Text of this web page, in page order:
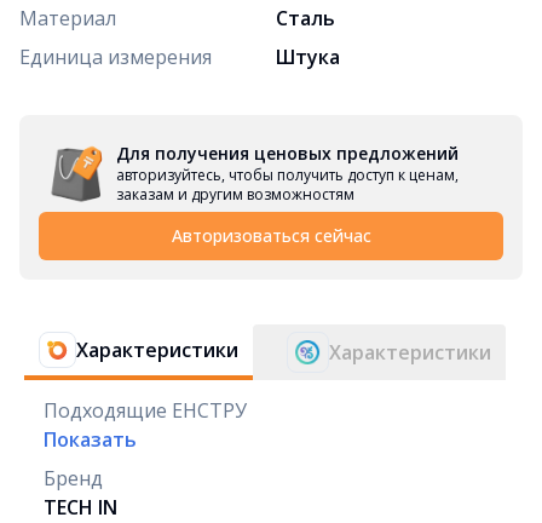
Материал
Сталь
Единица измерения
Штука
Для получения ценовых предложений
авторизуйтесь, чтобы получить доступ к ценам,
заказам и другим возможностям
Авторизоваться сейчас
Характеристики Характеристики
Подходящие ЕНСТРУ
Показать
Бренд
TECH IN